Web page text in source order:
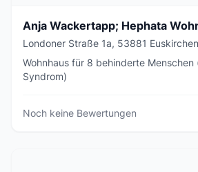
Anja Wackertapp; Hephata
Londoner Straße 1a, 53881 Euskirchen
Wohnhaus für 8 behinderte Menschen
Syndrom)
Noch keine Bewertungen